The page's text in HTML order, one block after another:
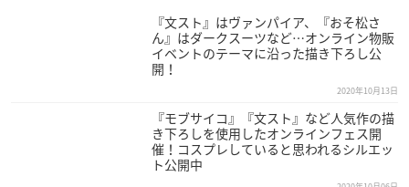
『文スト』はヴァンパイア、『おそ松さ
ん』はダークスーツなど…オンライン物販
イベントのテーマに沿った描き下ろし公
開！
2020年10月13日
『モブサイコ』『文スト』など人気作の描
き下ろしを使用したオンラインフェス開
催！コスプレしていると思われるシルエッ
ト公開中